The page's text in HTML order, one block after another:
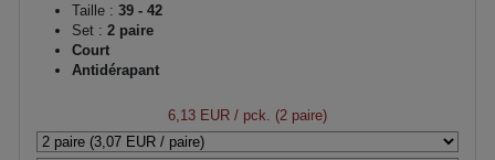
Taille : 39 - 42
Set : 2 paire
Court
Antidérapant
6,13 EUR / pck. (2 paire)